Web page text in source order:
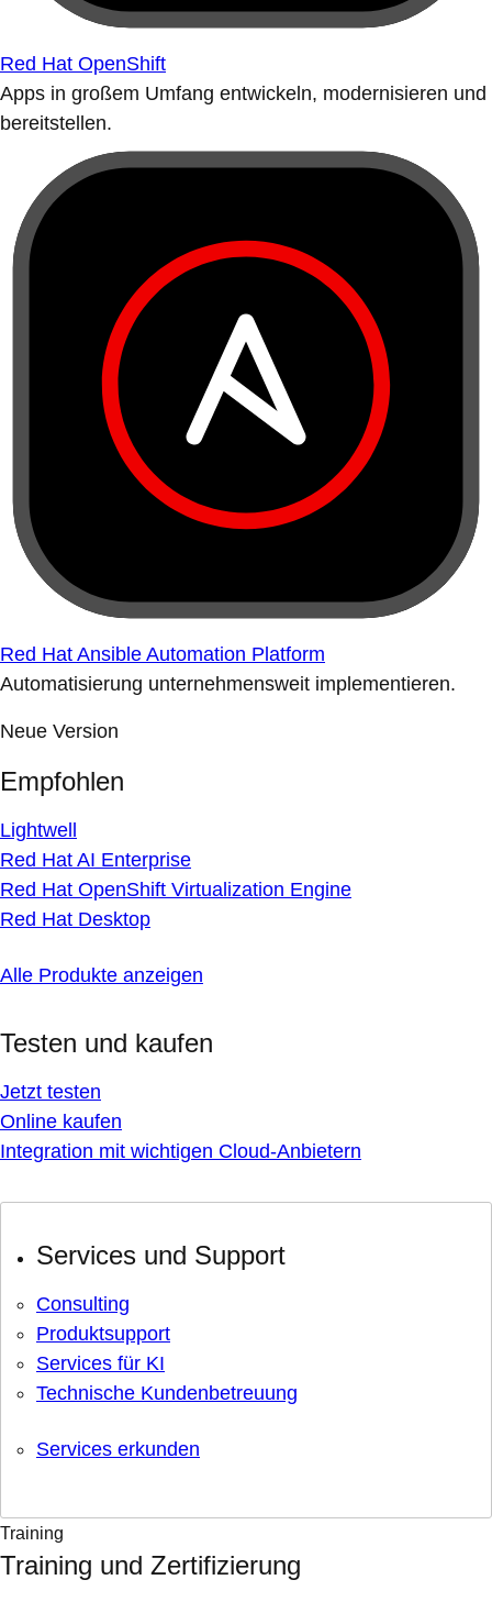
Red Hat OpenShift
Apps in großem Umfang entwickeln, modernisieren und
bereitstellen.
Red Hat Ansible Automation Platform
Automatisierung unternehmensweit implementieren.
Neue Version
Empfohlen
Lightwell
Red Hat AI Enterprise
Red Hat OpenShift Virtualization Engine
Red Hat Desktop
Alle Produkte anzeigen
Testen und kaufen
Jetzt testen
Online kaufen
Integration mit wichtigen Cloud-Anbietern
Services und Support
Consulting
Produktsupport
Services für KI
Technische Kundenbetreuung
Services erkunden
Training
Training und Zertifizierung